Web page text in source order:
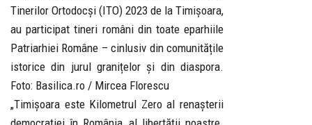
Tinerilor Ortodocși (ITO) 2023 de la Timișoara,
au participat tineri români din toate eparhiile
Patriarhiei Române – cinlusiv din comunitățile
istorice din jurul granițelor și din diaspora.
Foto: Basilica.ro / Mircea Florescu
„Timișoara este Kilometrul Zero al renașterii